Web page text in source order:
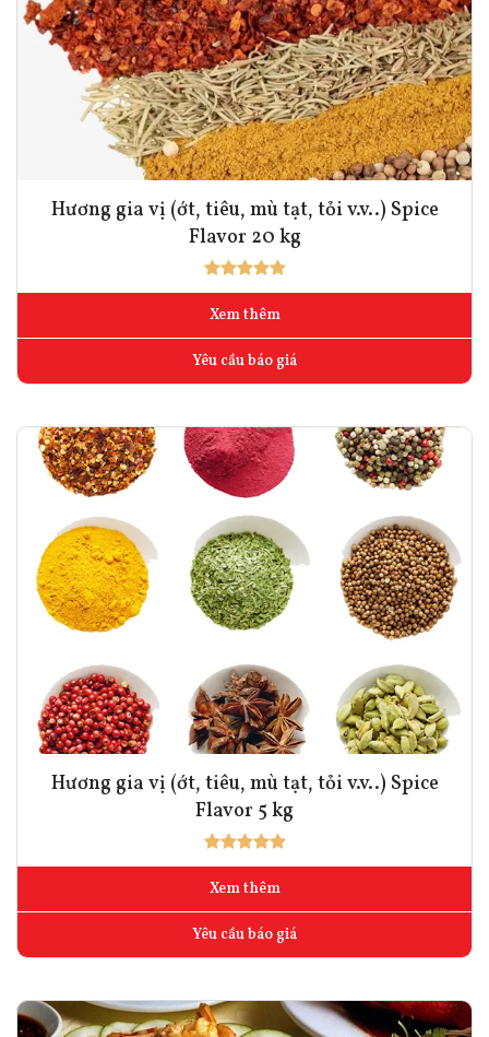
Hương gia vị (ớt, tiêu, mù tạt, tỏi v.v..) Spice
Flavor 20 kg
Xem thêm
Yêu cầu báo giá
Hương gia vị (ớt, tiêu, mù tạt, tỏi v.v..) Spice
Flavor 5 kg
Xem thêm
Yêu cầu báo giá